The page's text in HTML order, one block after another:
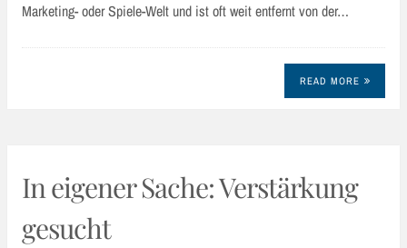
Marketing- oder Spiele-Welt und ist oft weit entfernt von der…
READ MORE
In eigener Sache: Verstärkung
gesucht